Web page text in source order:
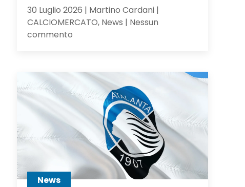
30 Luglio 2026 | Martino Cardani |
CALCIOMERCATO, News | Nessun
commentosu
voci
dall’Inghilterra
per
Scalvini:
pilastro
di
Sarri
o
sacrificabile?
News